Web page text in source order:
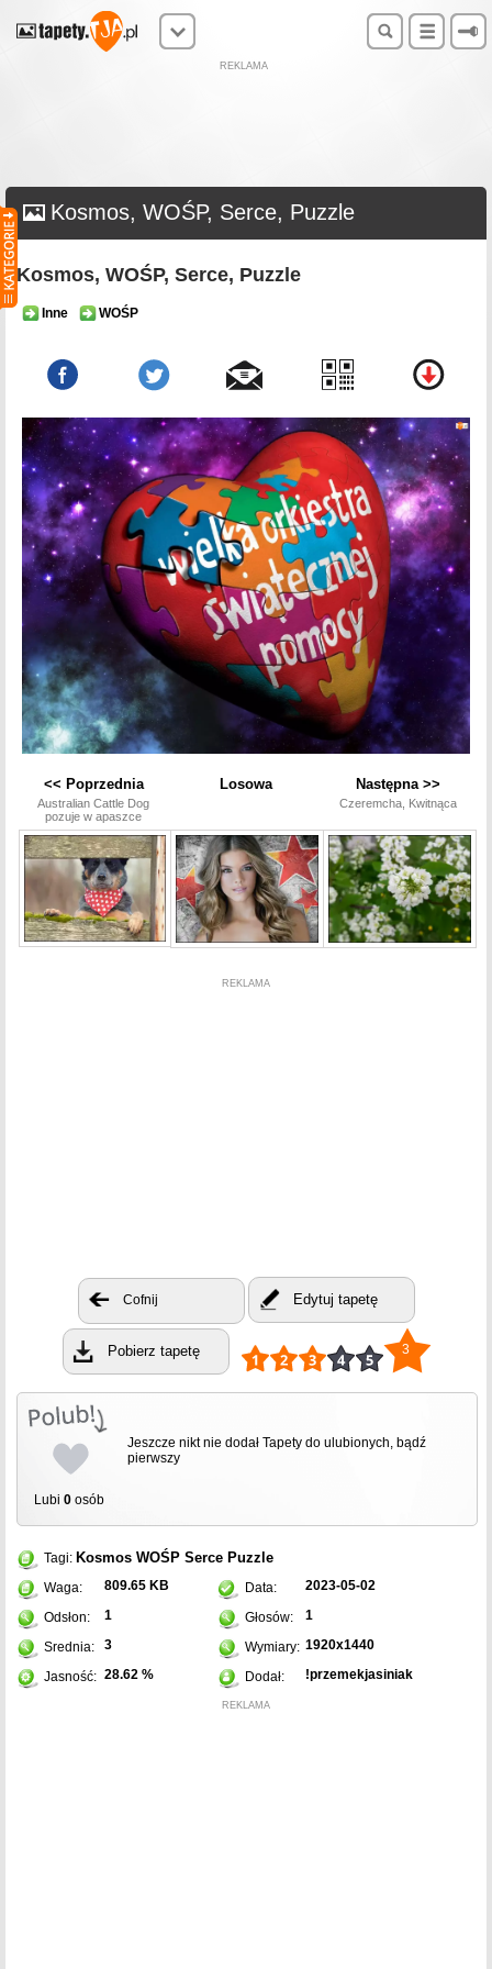
REKLAMA
Kosmos, WOŚP, Serce, Puzzle
Kosmos, WOŚP, Serce, Puzzle
Inne WOŚP
<< Poprzednia
Australian Cattle Dog
pozuje w apaszce
Losowa Następna >>
Czeremcha, Kwitnąca
REKLAMA
Cofnij Edytuj tapetę
Pobierz tapetę 3
Lubi 0 osób
Jeszcze nikt nie dodał Tapety do ulubionych, bądź
pierwszy
Tagi: Kosmos WOŚP Serce Puzzle
Waga: 809.65 KB Data: 2023-05-02
Odsłon: 1 Głosów: 1
Srednia: 3 Wymiary: 1920x1440
Jasność: 28.62 % Dodał: !przemekjasiniak
REKLAMA